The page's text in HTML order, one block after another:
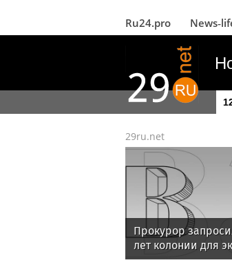
Ru24.pro
29ru.net
Прокурор
лет колонии для
руководства «ТНС